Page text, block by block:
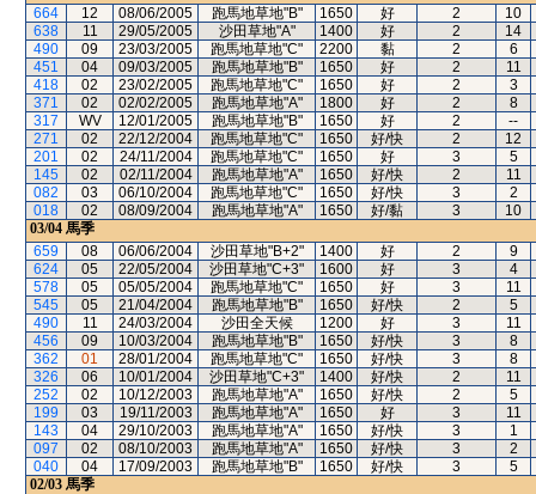
664
12 08/06/2005 跑馬地草地"B" 1650 好 2
10
638
11 29/05/2005 沙田草地"A" 1400 好 2
14
490
09 23/03/2005 跑馬地草地"C" 2200 黏 2
6
451
04 09/03/2005 跑馬地草地"B" 1650 好 2
11
418
02 23/02/2005 跑馬地草地"C" 1650 好 2
3
371
02 02/02/2005 跑馬地草地"A" 1800 好 2
8
317
WV 12/01/2005 跑馬地草地"B" 1650 好 2
--
271
02 22/12/2004 跑馬地草地"C" 1650 好/快 2
12
201
02 24/11/2004 跑馬地草地"C" 1650 好 3
5
145
02 02/11/2004 跑馬地草地"A" 1650 好/快 2
11
082
03 06/10/2004 跑馬地草地"C" 1650 好/快 3
2
018
02 08/09/2004 跑馬地草地"A" 1650 好/黏 3
10
03/04 馬季
659
08 06/06/2004 沙田草地"B+2" 1400 好 2
9
624
05 22/05/2004 沙田草地"C+3" 1600 好 3
4
578
05 05/05/2004 跑馬地草地"C" 1650 好 3
11
545
05 21/04/2004 跑馬地草地"B" 1650 好/快 2
5
490
11 24/03/2004 沙田全天候 1200 好 3
11
456
09 10/03/2004 跑馬地草地"B" 1650 好/快 3
8
362
01 28/01/2004 跑馬地草地"C" 1650 好/快 3
8
326
06 10/01/2004 沙田草地"C+3" 1400 好/快 2
11
252
02 10/12/2003 跑馬地草地"A" 1650 好/快 2
5
199
03 19/11/2003 跑馬地草地"A" 1650 好 3
11
143
04 29/10/2003 跑馬地草地"A" 1650 好/快 3
1
097
02 08/10/2003 跑馬地草地"A" 1650 好/快 3
2
040
04 17/09/2003 跑馬地草地"B" 1650 好/快 3
5
02/03 馬季